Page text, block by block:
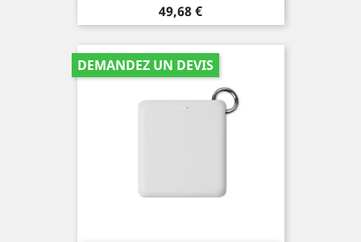
Prix
49,68 €
DEMANDEZ UN DEVIS